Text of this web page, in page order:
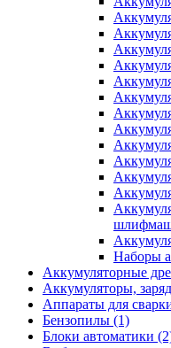
Наборы
Аккумуляторные
Аккумуляторы,
Аппараты для
Бензопилы (1)
Блоки автоматики